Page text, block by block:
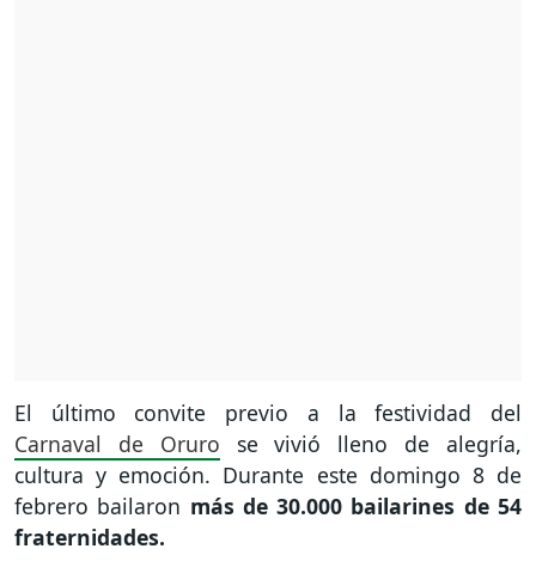
El último convite previo a la festividad del
Carnaval de Oruro se vivió lleno de alegría,
cultura y emoción. Durante este domingo 8 de
febrero bailaron más de 30.000 bailarines de 54
fraternidades.